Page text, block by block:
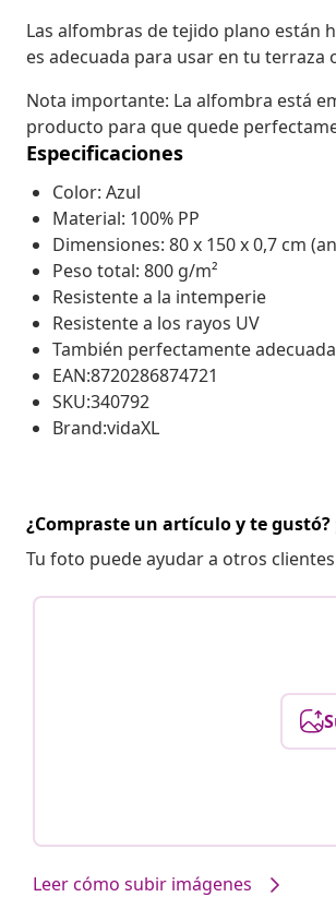
Las alfombras de tejido plano están
es adecuada para usar en tu terraza
Nota importante: La alfombra está
producto para que quede
Especificaciones
Color: Azul
Material: 100% PP
Dimensiones: 80 x 150 x 0,7 cm
Peso total: 800 g/m²
Resistente a la intemperie
Resistente a los rayos UV
También perfectamente
EAN:8720286874721
SKU:340792
Brand:vidaXL
¿Compraste un artículo y te gustó?
Tu foto puede ayudar a otros
Leer cómo subir imágenes